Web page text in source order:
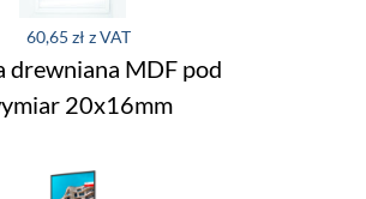
drewniana MDF pod
20x16mm
60,65 zł